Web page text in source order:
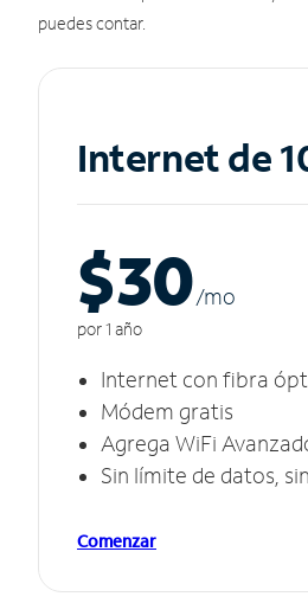
puedes contar.
Internet de
$30/mo
por 1 año
Internet con fibra
Módem gratis
Agrega WiFi
Sin límite de datos,
Comenzar